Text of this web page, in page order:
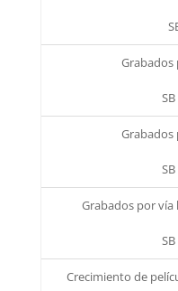
Grabados
Grabados
Grabados por vía
Crecimiento de